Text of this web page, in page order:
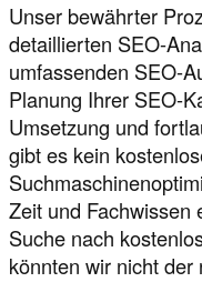
Unser bewährter
detaillierten SEO-
umfassenden SEO-
Planung Ihrer SEO-
Umsetzung und
gibt es kein
Zeit und Fachwissen
Suche nach
könnten wir nicht